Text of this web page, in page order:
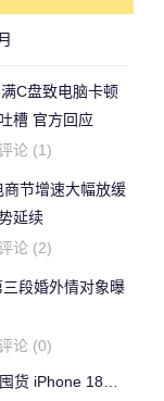
C盘致电脑卡顿
槽 官方回应
论 (1)
商节增速大幅放缓
延续
论 (2)
三段婚外情对象曝
论 (0)
18危险了